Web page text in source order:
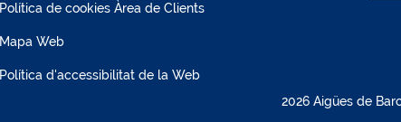
Política de cookies Àrea de Clients
Mapa Web
Política d'accessibilitat de la Web
2026 Aigües de